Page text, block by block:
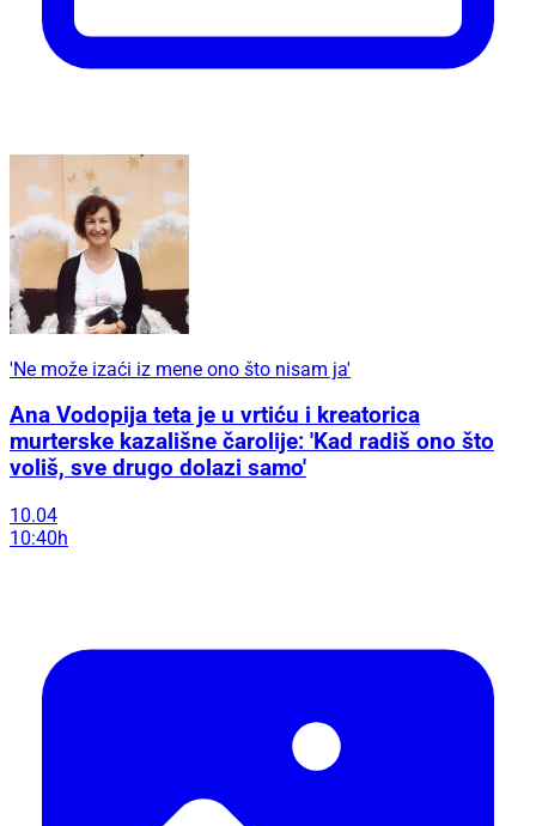
'Ne može izaći iz mene ono što nisam ja'
Ana Vodopija teta je u vrtiću i kreatorica
murterske kazališne čarolije: 'Kad radiš ono što
voliš, sve drugo dolazi samo'
10.04
10:40h